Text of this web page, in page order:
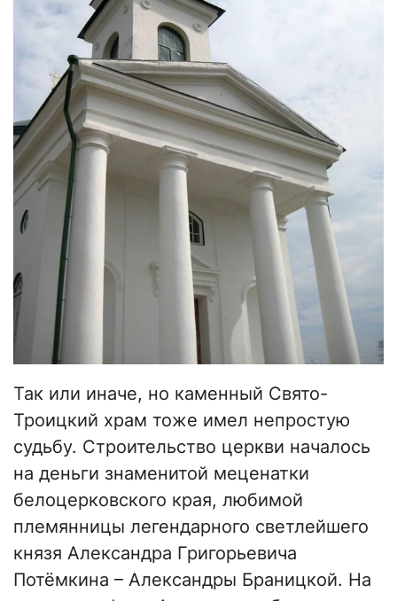
Так или иначе, но каменный Свято-
Троицкий храм тоже имел непростую
судьбу. Строительство церкви началось
на деньги знаменитой меценатки
белоцерковского края, любимой
племянницы легендарного светлейшего
князя Александра Григорьевича
Потёмкина – Александры Браницкой. На